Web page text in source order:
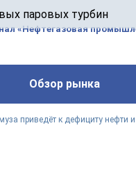
паровых турбин
и паровых
и
«Нефтегазовая
Обзор рынка
приведёт к дефициту нефти и